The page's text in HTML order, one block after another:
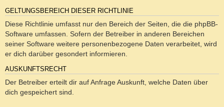
GELTUNGSBEREICH DIESER RICHTLINIE
Diese Richtlinie umfasst nur den Bereich der Seiten, die die phpBB-
Software umfassen. Sofern der Betreiber in anderen Bereichen
seiner Software weitere personenbezogene Daten verarbeitet, wird
er dich darüber gesondert informieren.
AUSKUNFTSRECHT
Der Betreiber erteilt dir auf Anfrage Auskunft, welche Daten über
dich gespeichert sind.